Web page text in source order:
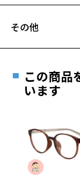
「豊かさ・上質感
ドレステイストを
ーズコレクション
ムで、大人の方々
※柄や色味の出方
※アウトレット商
ズ、汚れなどがあ
お持ち
フレーム
安心1 フ
きます。
※保証期間内
延長されません
その他
ご希望のお客さ
最寄りのZoff実
※サングラスや
談ください。
＜メガネの度数
この商品
います